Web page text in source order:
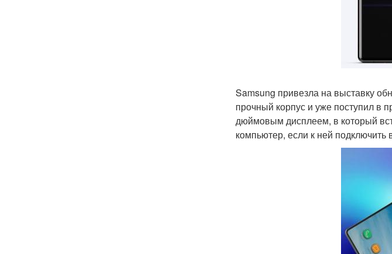
Samsung привезла на выставку
прочный корпус и уже поступил в
дюймовым дисплеем, в который
компьютер, если к ней